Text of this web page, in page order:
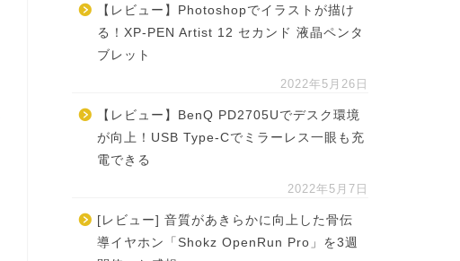
【レビュー】Photoshopでイラストが描け
る！XP-PEN Artist 12 セカンド 液晶ペンタ
ブレット
2022年5月26日
【レビュー】BenQ PD2705Uでデスク環境
が向上！USB Type-Cでミラーレス一眼も充
電できる
2022年5月7日
[レビュー] 音質があきらかに向上した骨伝
導イヤホン「Shokz OpenRun Pro」を3週